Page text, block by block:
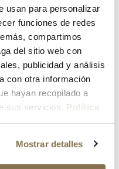
usan para personalizar
funciones de redes
compartimos
del sitio web con
publicidad y análisis
con otra información
hayan recopilado a
sus servicios. Política
Mostrar detalles